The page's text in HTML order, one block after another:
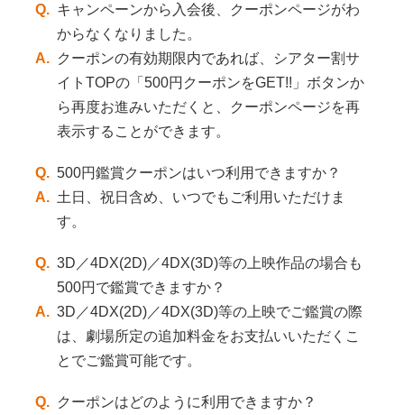
Q. キャンペーンから入会後、クーポンページがわ
からなくなりました。
A. クーポンの有効期限内であれば、シアター割サ
イトTOPの「500円クーポンをGET!!」ボタンか
ら再度お進みいただくと、クーポンページを再
表示することができます。
Q. 500円鑑賞クーポンはいつ利用できますか？
A. 土日、祝日含め、いつでもご利用いただけま
す。
Q. 3D／4DX(2D)／4DX(3D)等の上映作品の場合も
500円で鑑賞できますか？
A. 3D／4DX(2D)／4DX(3D)等の上映でご鑑賞の際
は、劇場所定の追加料金をお支払いいただくこ
とでご鑑賞可能です。
Q. クーポンはどのように利用できますか？